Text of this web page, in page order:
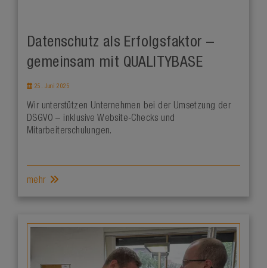
Datenschutz als Erfolgsfaktor –
gemeinsam mit QUALITYBASE
25. Juni 2025
Wir unterstützen Unternehmen bei der Umsetzung der
DSGVO – inklusive Website-Checks und
Mitarbeiterschulungen.
mehr